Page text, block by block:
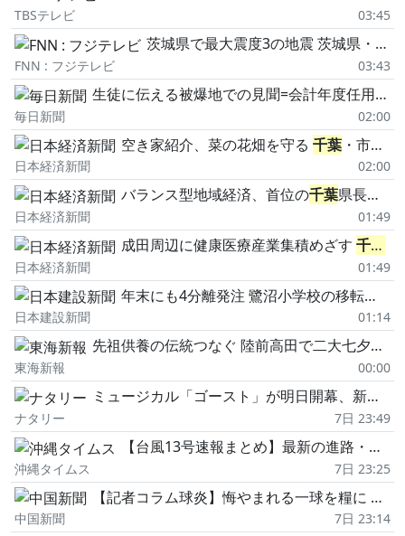
TBSテレビ 03:45
茨城県で最大震度3の地震 茨城県・日立市
FNN : フジテレビ 03:43
生徒に伝える被爆地での見聞=会計年度任用職員・加賀昭人・73
毎日新聞 02:00
空き家紹介、菜の花畑を守る千葉 ・市原5年で60人移住
日本経済新聞 02:00
バランス型地域経済、首位の千葉県長柄町は地元で廃棄物処理促進
日本経済新聞 01:49
成田周辺に健康医療産業集積めざす千葉
日本経済新聞 01:49
年末にも4分離発注 鷺沼小学校の移転建替(習志野市)
日本建設新聞 01:14
先祖供養の伝統つなぐ 陸前高田で二大七夕催行(動画あり)
東海新報 00:00
ミュージカル「ゴースト」が明日開幕、新キャストを前に浦井健治「新しい風が吹いています」
ナタリー 7日 23:49
【台風13号速報まとめ】最新の進路・休業・交通・イベント中止情報(随時更新)
沖縄タイムス 7日 23:25
【記者コラム球炎】悔やまれる一球を糧に 2026年8月7日DeNA戦
中国新聞 7日 23:14